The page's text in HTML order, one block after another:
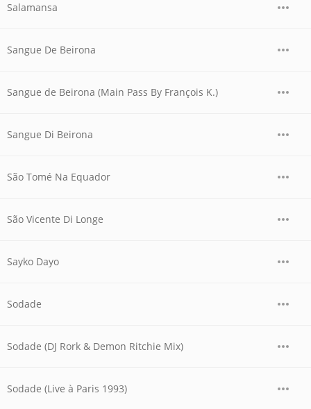
Salamansa
Sangue De Beirona
Sangue de Beirona (Main Pass By François K.)
Sangue Di Beirona
São Tomé Na Equador
São Vicente Di Longe
Sayko Dayo
Sodade
Sodade (DJ Rork & Demon Ritchie Mix)
Sodade (Live à Paris 1993)